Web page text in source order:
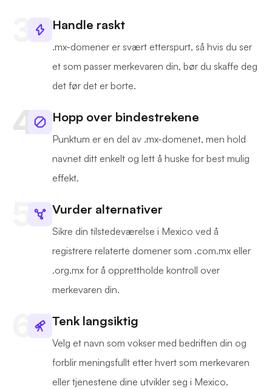
Handle raskt
.mx-domener er svært etterspurt, så hvis du ser
et som passer merkevaren din, bør du skaffe deg
det før det er borte.
Hopp over bindestrekene
Punktum er en del av .mx-domenet, men hold
navnet ditt enkelt og lett å huske for best mulig
effekt.
Vurder alternativer
Sikre din tilstedeværelse i Mexico ved å
registrere relaterte domener som .com.mx eller
.org.mx for å opprettholde kontroll over
merkevaren din.
Tenk langsiktig
Velg et navn som vokser med bedriften din og
forblir meningsfullt etter hvert som merkevaren
eller tjenestene dine utvikler seg i Mexico.